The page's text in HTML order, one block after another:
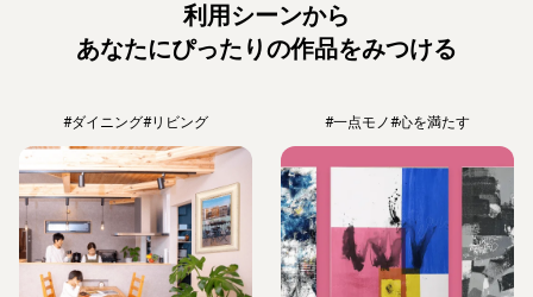
利用シーンから
あなたにぴったりの作品をみつける
#ダイニング#リビング #一点モノ#心を満たす